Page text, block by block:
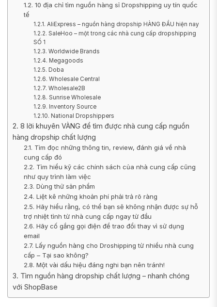
1.2. 10 địa chỉ tìm nguồn hàng sỉ Dropshipping uy tín quốc
tế
1.2.1. AliExpress – nguồn hàng dropship HÀNG ĐẦU hiện nay
1.2.2. SaleHoo – một trong các nhà cung cấp dropshipping
SỐ 1
1.2.3. Worldwide Brands
1.2.4. Megagoods
1.2.5. Doba
1.2.6. Wholesale Central
1.2.7. Wholesale2B
1.2.8. Sunrise Wholesale
1.2.9. Inventory Source
1.2.10. National Dropshippers
2. 8 lời khuyên VÀNG để tìm được nhà cung cấp nguồn
hàng dropship chất lượng
2.1. Tìm đọc những thông tin, review, đánh giá về nhà
cung cấp đó
2.2. Tìm hiểu kỹ các chính sách của nhà cung cấp cũng
như quy trình làm việc
2.3. Dùng thử sản phẩm
2.4. Liệt kê những khoản phí phải trả rõ ràng
2.5. Hãy hiểu rằng, có thể bạn sẽ không nhận được sự hỗ
trợ nhiệt tình từ nhà cung cấp ngay từ đầu
2.6. Hãy cố gắng gọi điện để trao đổi thay vì sử dụng
email
2.7. Lấy nguồn hàng cho Droshipping từ nhiều nhà cung
cấp – Tại sao không?
2.8. Một vài dấu hiệu đáng nghi bạn nên tránh!
3. Tìm nguồn hàng dropship chất lượng – nhanh chóng
với ShopBase